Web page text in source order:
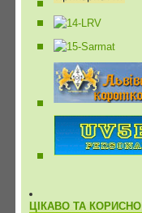
ЦІКАВО ТА КОРИСНО